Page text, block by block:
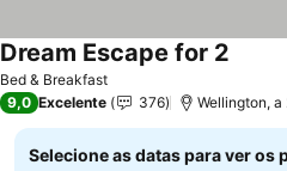
Bed & Breakfast
Dream Escape for 2
9,0 Excelente 376 Wellington, a
Selecione as datas para ver os